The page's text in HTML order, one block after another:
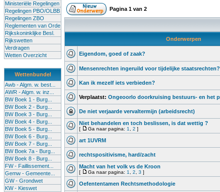
Ministeriële Regelingen
Regelingen PBO/OLBB
Regelingen ZBO
Reglementen van Orde
Rijkskoninklijke Besl.
Rijkswetten
Verdragen
Wetten Overzicht
Wettenbundel
Awb - Algm. w. best...
AWR - Algm. w. inz...
BW Boek 1 - Burg...
BW Boek 2 - Burg...
BW Boek 3 - Burg...
BW Boek 4 - Burg...
BW Boek 5 - Burg...
BW Boek 6 - Burg...
BW Boek 7 - Burg...
BW Boek 7a - Burg...
BW Boek 8 - Burg...
FW - Faillissement...
Gemw - Gemeente...
GW - Grondwet
KW - Kieswet
Pagina 1 van 2
Onderwerpen
Eigendom, goed of zaak?
Mensenrechten ingeruild voor tijdelijke staatsrechten?
Kan ik mezelf iets verbieden?
Verplaatst: Ongeoorlo doorkruising bestuurs- en het
De niet verjaarde vervaltermijn (arbeidsrecht)
Niet behandelen en toch beslissen, is dat wettig ?
[ Ga naar pagina: 1 2 ]
art 1UVRM
rechtspositivisme, hard/zacht
Macht van het volk vs de Kroon
[ Ga naar pagina: 1 2 3 ]
Oefententamen Rechtsmethodologie